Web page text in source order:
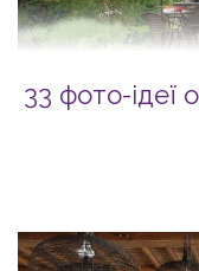
33 фото-ідеї